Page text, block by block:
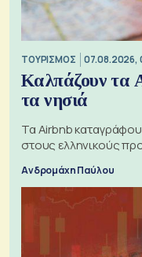
ΤΟΥΡΙΣΜΟΣ 07.08.2026,
Καλπάζουν τα
τα νησιά
Τα Airbnb
στους ελληνικούς
Ανδρομάχη Παύλου